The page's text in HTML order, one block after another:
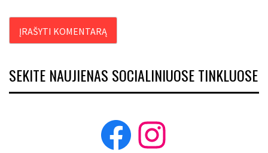
SEKITE NAUJIENAS SOCIALINIUOSE TINKLUOSE
Facebook
Instagram